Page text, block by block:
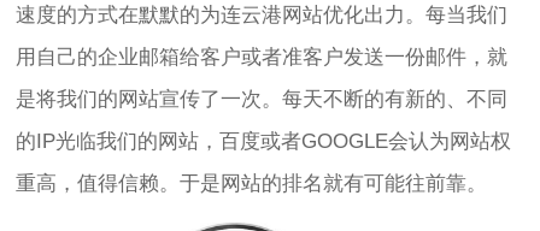
速度的方式在默默的为连云港网站优化出力。每当我们
用自己的企业邮箱给客户或者准客户发送一份邮件，就
是将我们的网站宣传了一次。每天不断的有新的、不同
的IP光临我们的网站，百度或者GOOGLE会认为网站权
重高，值得信赖。于是网站的排名就有可能往前靠。